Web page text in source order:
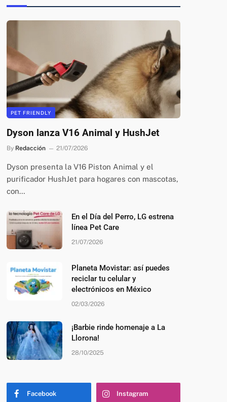
PET FRIENDLY
Dyson lanza V16 Animal y HushJet
By Redacción 21/07/2026
Dyson presenta la V16 Piston Animal y el
purificador HushJet para hogares con mascotas,
con…
En el Día del Perro, LG estrena
línea Pet Care
21/07/2026
Planeta Movistar: así puedes
reciclar tu celular y
electrónicos en México
02/03/2026
¡Barbie rinde homenaje a La
Llorona!
28/10/2025
Facebook Instagram